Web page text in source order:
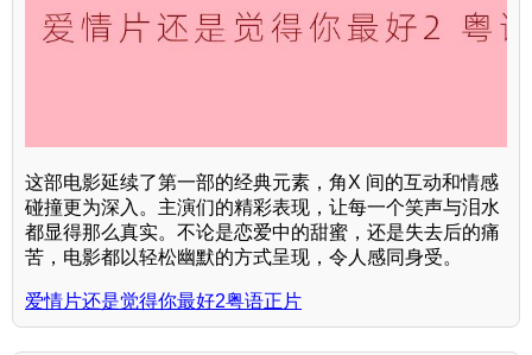
这部电影延续了第一部的经典元素，角X 间的互动和情感
碰撞更为深入。主演们的精彩表现，让每一个笑声与泪水
都显得那么真实。不论是恋爱中的甜蜜，还是失去后的痛
苦，电影都以轻松幽默的方式呈现，令人感同身受。
爱情片还是觉得你最好2粤语正片